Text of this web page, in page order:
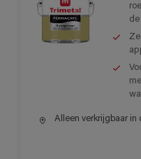
Alleen verkrijgbaar in